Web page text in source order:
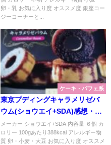
卵・乳 お気に入り度 オススメ度 銀座コー
ジーコーナーと...
ケーキ・パフェ系
東京プディングキャラメリゼバ
ウム(ショウエイ+SDA)感想・レ
ビュー
メーカー ショウエイ+SDA 内容量 ６個 カ
ロリー 100gあたり388kcal アレルギー物
質 卵・小麦・大豆 お気に入り度 オススメ